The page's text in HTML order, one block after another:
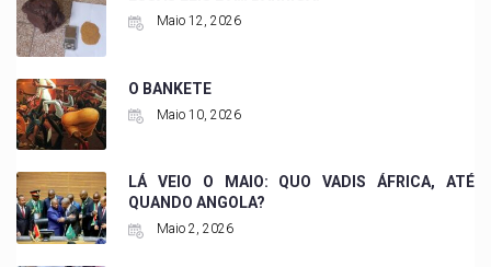
Maio 12, 2026
O BANKETE
Maio 10, 2026
LÁ VEIO O MAIO: QUO VADIS ÁFRICA, ATÉ
QUANDO ANGOLA?
Maio 2, 2026